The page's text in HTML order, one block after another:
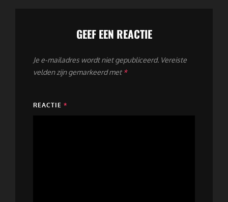
GEEF EEN REACTIE
Je e-mailadres wordt niet gepubliceerd. Vereiste
velden zijn gemarkeerd met *
REACTIE *